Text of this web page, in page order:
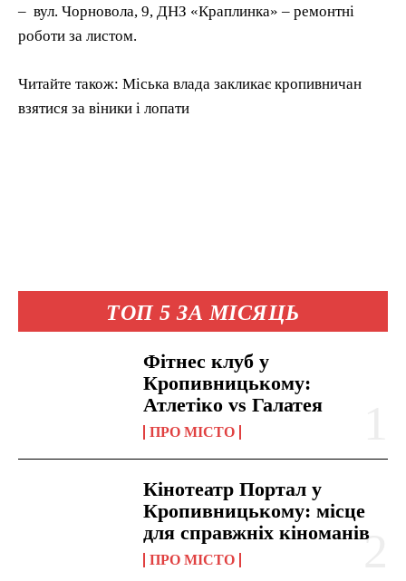
ТОП 5 ЗА МІСЯЦЬ
Фітнес клуб у
Кропивницькому:
Атлетіко vs Галатея
ПРО МІСТО
Кінотеатр Портал у
Кропивницькому: місце
для справжніх кіноманів
ПРО МІСТО
– вул. Чорновола, 9, ДНЗ «Краплинка» – ремонтні
роботи за листом.
Читайте також: Міська влада закликає кропивничан
взятися за віники і лопати